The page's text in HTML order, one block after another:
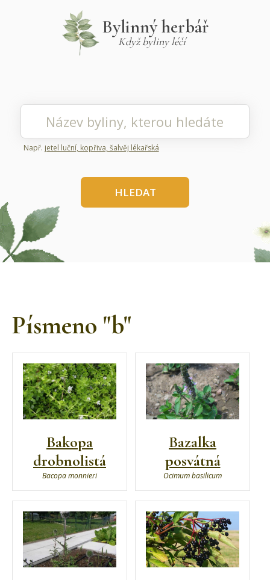
Bylinný herbář
Když byliny léčí
Např. jetel luční, kopřiva, šalvěj lékařská
HLEDAT
Písmeno "b"
Bakopa
drobnolistá
Bacopa monnieri
Bazalka
posvátná
Ocimum basilicum